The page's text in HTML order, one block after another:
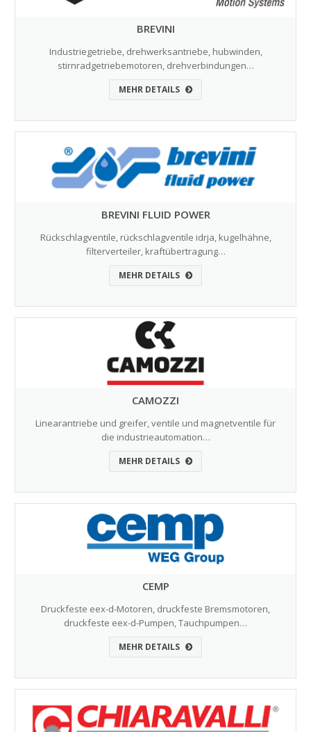
BREVINI
Industriegetriebe, drehwerksantriebe, hubwinden,
stirnradgetriebemotoren, drehverbindungen…
MEHR DETAILS
BREVINI FLUID POWER
Rückschlagventile, rückschlagventile idrja, kugelhähne,
filterverteiler, kraftübertragung…
MEHR DETAILS
CAMOZZI
Linearantriebe und greifer, ventile und magnetventile für
die industrieautomation…
MEHR DETAILS
CEMP
Druckfeste eex-d-Motoren, druckfeste Bremsmotoren,
druckfeste eex-d-Pumpen, Tauchpumpen…
MEHR DETAILS